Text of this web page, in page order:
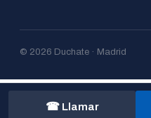
© 2026 Duchate · Madrid
☎ Llamar